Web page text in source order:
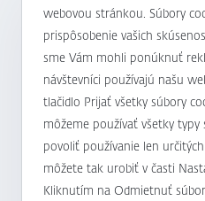
Termínované vklady sa
pozornosti klientov,
konzervatívnejší prístup
svojich finančných
NOVINKY 21.04.2026
Slovenskí milionári
webovou stránkou. Súbory
prispôsobenie vašich
sme Vám mohli ponúknuť
návštevníci používajú našu
tlačidlo Prijať všetky súbory
môžeme používať všetky
povoliť používanie len
môžete tak urobiť v časti
Kliknutím na Odmietnuť